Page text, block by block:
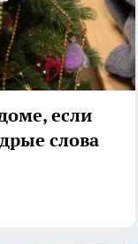
если
слова